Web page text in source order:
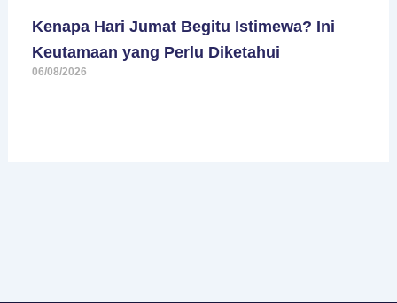
Kenapa Hari Jumat Begitu Istimewa? Ini
Keutamaan yang Perlu Diketahui
06/08/2026